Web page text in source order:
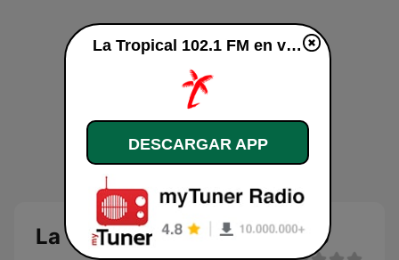
La Tropical 102.1 FM en vivo
La Tropical 102.1 FM en vivo
DESCARGAR APP